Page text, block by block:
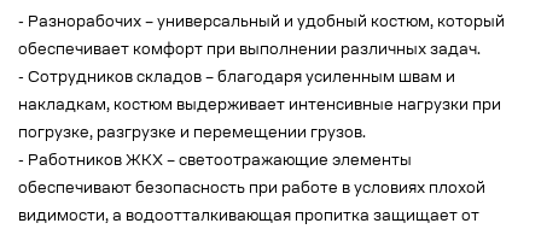
- Разнорабочих – универсальный и удобный костюм, который
обеспечивает комфорт при выполнении различных задач.
- Сотрудников складов – благодаря усиленным швам и
накладкам, костюм выдерживает интенсивные нагрузки при
погрузке, разгрузке и перемещении грузов.
- Работников ЖКХ – светоотражающие элементы
обеспечивают безопасность при работе в условиях плохой
видимости, а водоотталкивающая пропитка защищает от